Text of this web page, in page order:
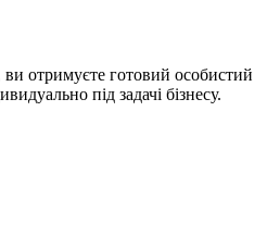
ви отримуєте готовий особистий
під задачі бізнесу.